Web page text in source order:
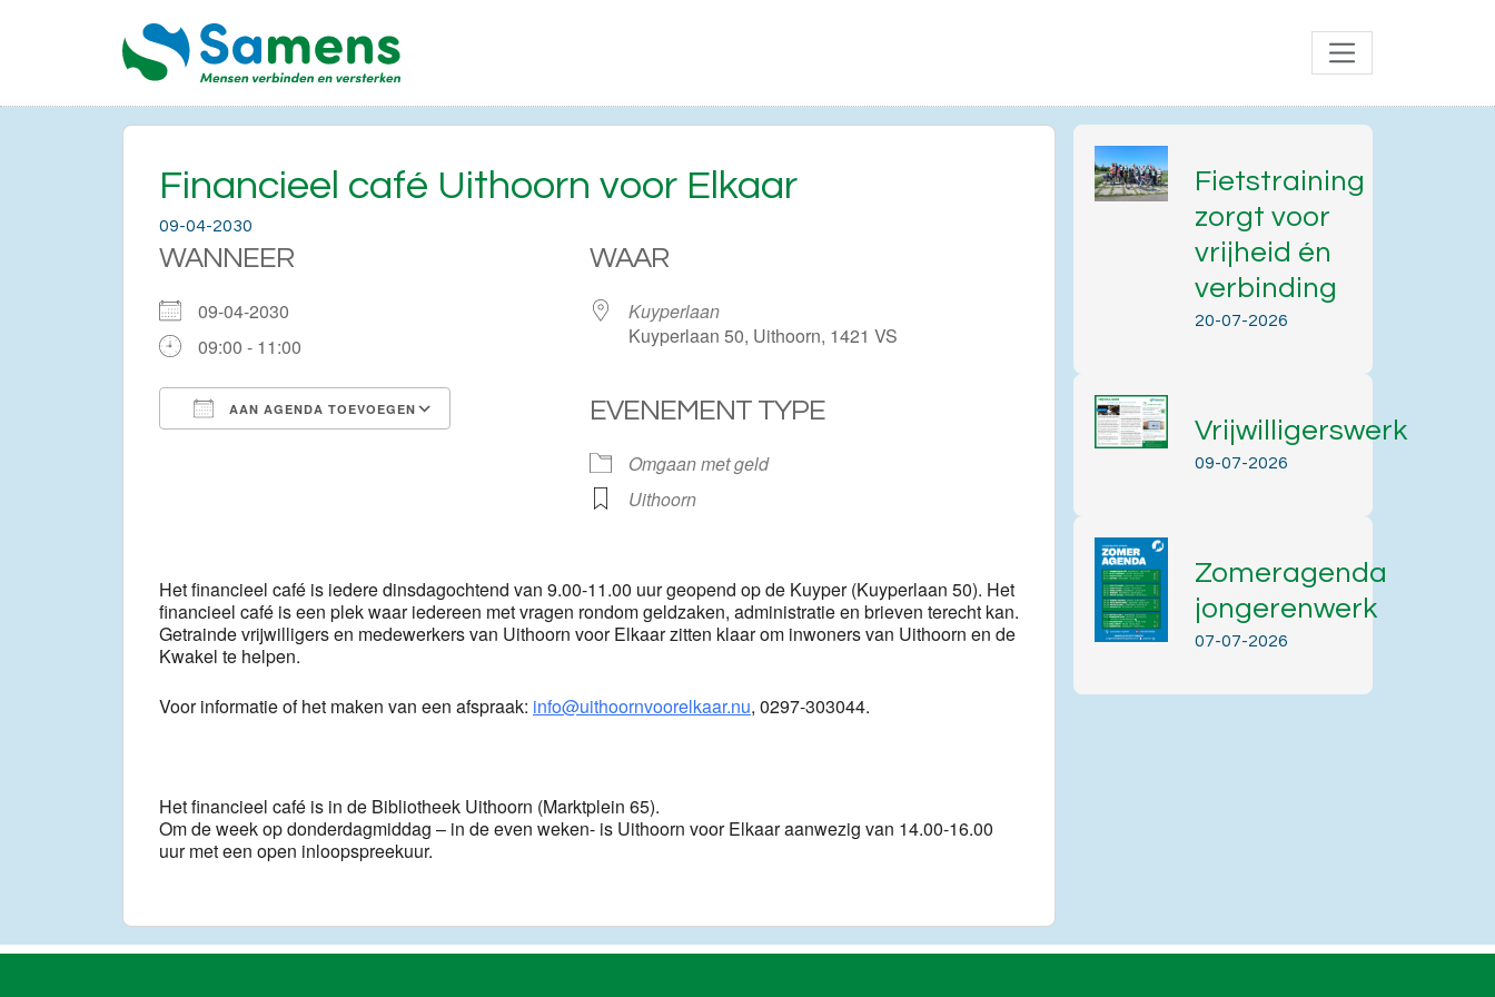
Financieel café Uithoorn voor Elkaar
09-04-2030
WANNEER
09-04-2030
09:00 - 11:00
AAN AGENDA TOEVOEGEN
Google Calendar Office 365 Outlook Live
WAAR
Kuyperlaan
Kuyperlaan 50, Uithoorn, 1421 VS
EVENEMENT TYPE
Omgaan met geld
Uithoorn
Het financieel café is iedere dinsdagochtend van 9.00-11.00 uur geopend op de Kuyper (Kuyperlaan 50). Het
financieel café is een plek waar iedereen met vragen rondom geldzaken, administratie en brieven terecht kan.
Getrainde vrijwilligers en medewerkers van Uithoorn voor Elkaar zitten klaar om inwoners van Uithoorn en de
Kwakel te helpen.
Voor informatie of het maken van een afspraak: info@uithoornvoorelkaar.nu, 0297-303044.
Het financieel café is in de Bibliotheek Uithoorn (Marktplein 65).
Om de week op donderdagmiddag – in de even weken- is Uithoorn voor Elkaar aanwezig van 14.00-16.00
uur met een open inloopspreekuur.
Fietstraining
zorgt voor
vrijheid én
verbinding
20-07-2026
Vrijwilligerswerk
09-07-2026
Zomeragenda
jongerenwerk
07-07-2026